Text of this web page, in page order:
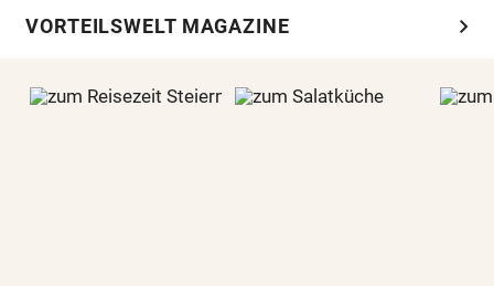
VORTEILSWELT MAGAZINE chevron_right